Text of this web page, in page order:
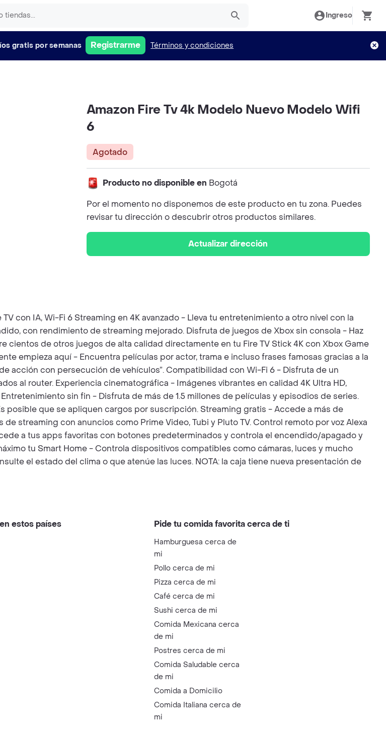
Ingreso
gratis por semanas Registrarme Términos y condiciones
Amazon Fire Tv 4k Modelo Nuevo Modelo Wifi
6
Agotado
Producto no disponible en Bogotá
Por el momento no disponemos de este producto en tu zona. Puedes
revisar tu dirección o descubrir otros productos similares.
Actualizar dirección
con IA, Wi-Fi 6 Streaming en 4K avanzado - Lleva tu entretenimiento a otro nivel con la
con rendimiento de streaming mejorado. Disfruta de juegos de Xbox sin consola - Haz
cientos de otros juegos de alta calidad directamente en tu Fire TV Stick 4K con Xbox Game
empieza aquí - Encuentra películas por actor, trama e incluso frases famosas gracias a la
acción con persecución de vehículos”. Compatibilidad con Wi-Fi 6 - Disfruta de un
al router. Experiencia cinematográfica - Imágenes vibrantes en calidad 4K Ultra HD,
sin fin - Disfruta de más de 1.5 millones de películas y episodios de series.
posible que se apliquen cargos por suscripción. Streaming gratis - Accede a más de
streaming con anuncios como Prime Video, Tubi y Pluto TV. Control remoto por voz Alexa
a tus apps favoritas con botones predeterminados y controla el encendido/apagado y
tu Smart Home - Controla dispositivos compatibles como cámaras, luces y mucho
el estado del clima o que atenúe las luces. NOTA: la caja tiene nueva presentación de
estos países Pide tu comida favorita cerca de ti
Hamburguesa cerca de
mi
Pollo cerca de mi
Pizza cerca de mi
Café cerca de mi
Sushi cerca de mi
Comida Mexicana cerca
de mi
Postres cerca de mi
Comida Saludable cerca
de mi
Comida a Domicilio
Comida Italiana cerca de
mi